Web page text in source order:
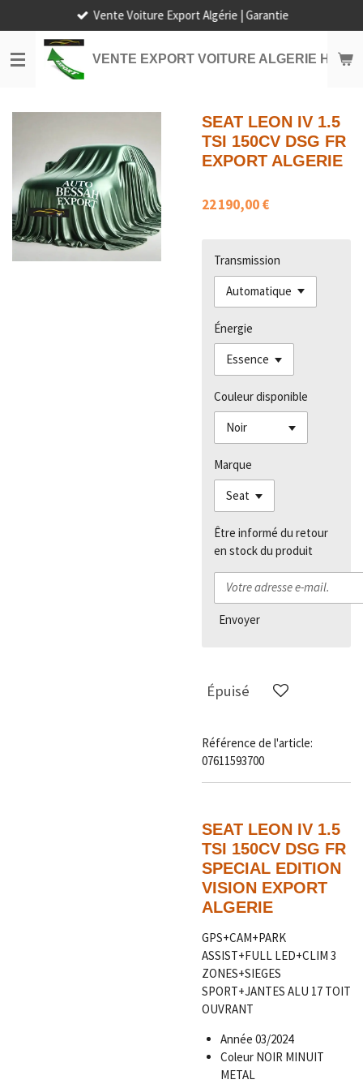
au
contenu
principal
VENTE EXPORT VOITURE ALGERIE HORS
Vente Voiture Export Algérie | Garantie
SEAT LEON IV 1.5
TSI 150CV DSG FR
EXPORT ALGERIE
22 190,00 €
Transmission
Énergie
Couleur disponible
Marque
Être informé du retour
en stock du produit
Envoyer
Épuisé
Référence de l'article:
07611593700
SEAT LEON IV 1.5
TSI 150CV DSG FR
SPECIAL EDITION
VISION EXPORT
ALGERIE
GPS+CAM+PARK
ASSIST+FULL LED+CLIM 3
ZONES+SIEGES
SPORT+JANTES ALU 17 TOIT
OUVRANT
Année 03/2024
Coleur NOIR MINUIT
METAL